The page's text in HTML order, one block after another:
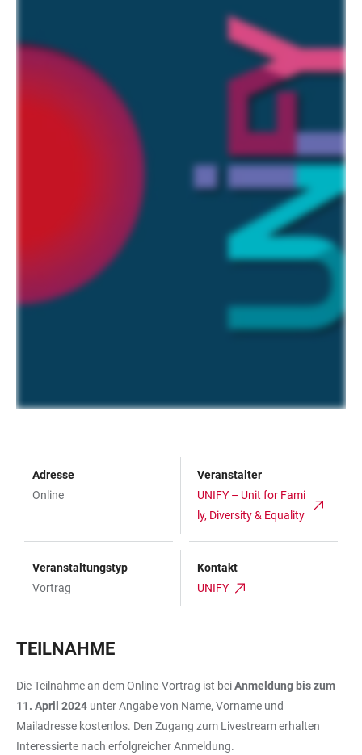
Adresse
Online
Veranstalter
UNIFY – Unit for Fami
ly, Diversity & Equality
Veranstaltungstyp
Vortrag
Kontakt
UNIFY
TEILNAHME
Die Teilnahme an dem Online-Vortrag ist beiAnmeldung bis zum
11. April 2024 unter Angabe von Name, Vorname und
Mailadresse kostenlos. Den Zugang zum Livestream erhalten
Interessierte nach erfolgreicher Anmeldung.